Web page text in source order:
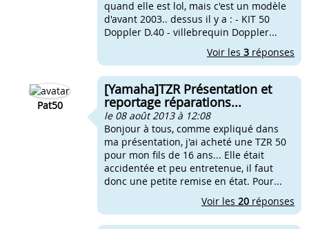
quand elle est lol, mais c'est un modèle
d'avant 2003.. dessus il y a : - KIT 50
Doppler D.40 - villebrequin Doppler...
Voir les 3 réponses
Pat50
[Yamaha]TZR Présentation et
reportage réparations...
le 08 août 2013 à 12:08
Bonjour à tous, comme expliqué dans
ma présentation, j'ai acheté une TZR 50
pour mon fils de 16 ans... Elle était
accidentée et peu entretenue, il faut
donc une petite remise en état. Pour...
Voir les 20 réponses